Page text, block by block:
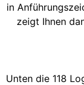
in
zeigt Ihnen
Unten die 118